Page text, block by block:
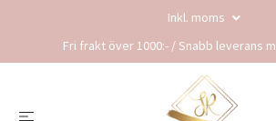
Inkl. moms
Fri frakt över 1000:- / Snabb leverans